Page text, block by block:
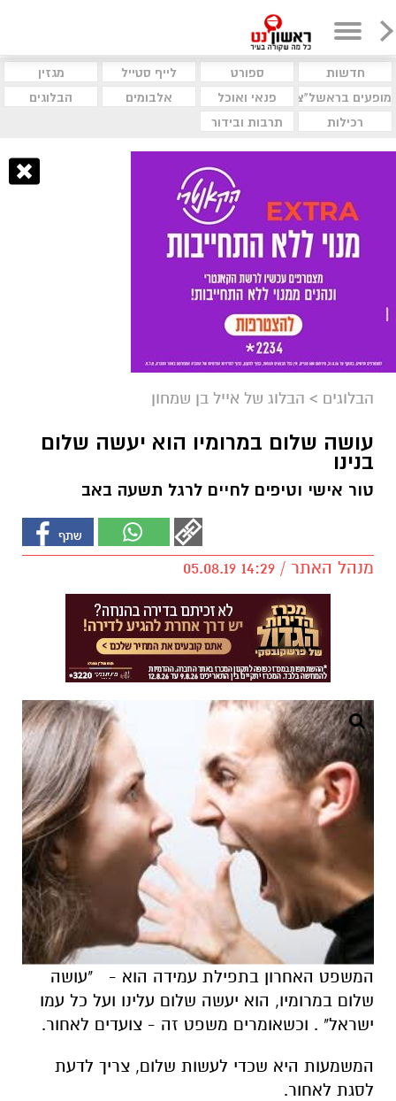
חדשות ספורט לייף סטייל
מגזין
מופעים בראשל"צ
פנאי ואוכל אלבומים
הבלוגים
רכילות
תרבות ובידור
הבלוגים > הבלוג של אייל בן שמחון
עושה שלום במרומיו הוא יעשה שלום
בנינו
טור אישי וטיפים לחיים לרגל תשעה באב
מנהל האתר / 14:29 05.08.19
המשפט האחרון בתפילת עמידה הוא - "עושה
שלום במרומיו, הוא יעשה שלום עלינו ועל כל עמו
ישראל" . וכשאומרים משפט זה - צועדים לאחור.
המשמעות היא שכדי לעשות שלום, צריך לדעת
לסגת לאחור.